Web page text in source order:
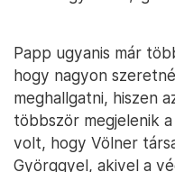
Papp ugyanis már
hogy nagyon
meghallgatni, hiszen
többször megjelenik
volt, hogy Völner
Györggyel, akivel a